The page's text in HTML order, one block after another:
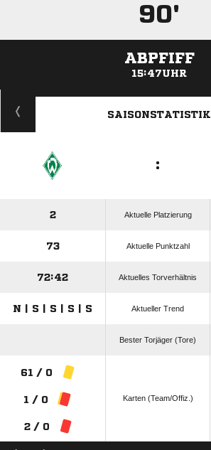
90'
ABPFIFF
15:47UHR
ANZEIGE
SAISONSTATISTIK
:
2 Aktuelle Platzierung
73 Aktuelle Punktzahl
72:42 Aktuelles Torverhältnis
N | S | S | S | S Aktueller Trend
Bester Torjäger (Tore)
61 / 0
1 / 0
2 / 0
Karten (Team/Offiz.)